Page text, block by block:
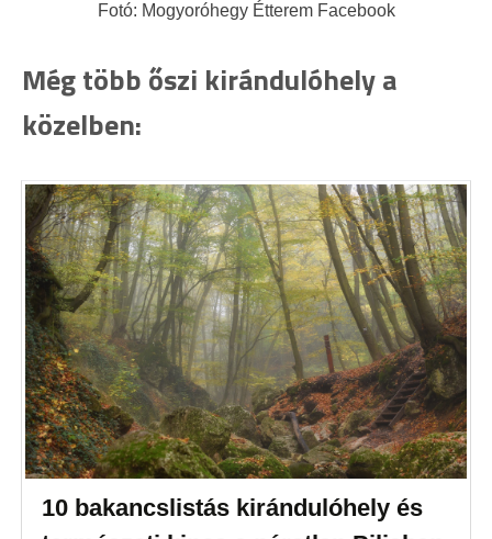
Fotó: Mogyoróhegy Étterem Facebook
Még több őszi kirándulóhely a
közelben:
10 bakancslistás kirándulóhely és